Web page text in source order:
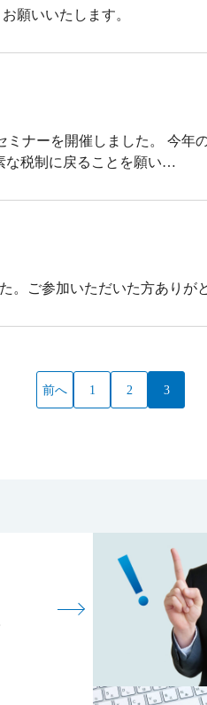
願いいたします。
ナーを開催しました。 今
な税制に戻ることを願い…
。ご参加いただいた方ありが
前へ 1 2 3